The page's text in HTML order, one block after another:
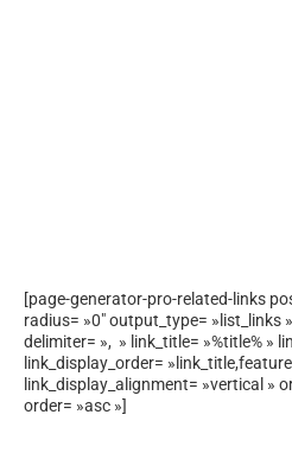
[page-generator-pro-related-links
radius= »0″ output_type= »list_links
delimiter= », » link_title= »%title% »
link_display_order=
link_display_alignment= »vertical »
order= »asc »]